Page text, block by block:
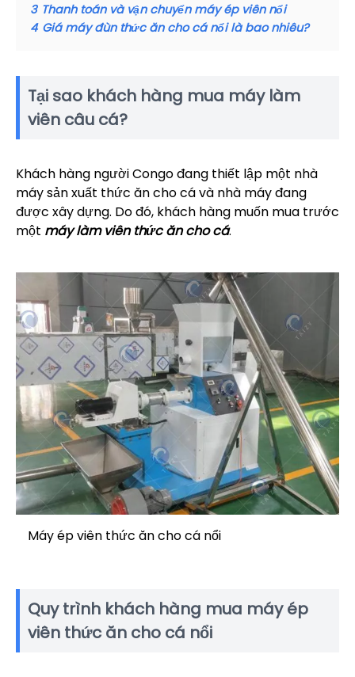
3 Thanh toán và vận chuyển máy ép viên nổi
4 Giá máy đùn thức ăn cho cá nổi là bao nhiêu?
Tại sao khách hàng mua máy làm
viên câu cá?
Khách hàng người Congo đang thiết lập một nhà
máy sản xuất thức ăn cho cá và nhà máy đang
được xây dựng. Do đó, khách hàng muốn mua trước
một máy làm viên thức ăn cho cá.
Máy ép viên thức ăn cho cá nổi
Quy trình khách hàng mua máy ép
viên thức ăn cho cá nổi